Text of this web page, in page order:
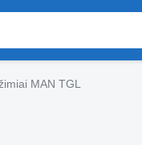
MAN TGL